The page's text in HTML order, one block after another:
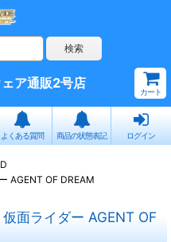
ア通販2号店
カート
よくある質問 商品の状態表記 ログイン
AGENT OF DREAM
面ライダー AGENT OF